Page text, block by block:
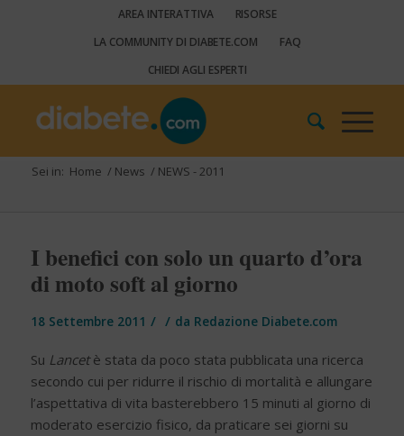
AREA INTERATTIVA
RISORSE
LA COMMUNITY DI DIABETE.COM
FAQ
CHIEDI AGLI ESPERTI
Sei in: Home / News / NEWS - 2011
I benefici con solo un quarto d’ora
di moto soft al giorno
18 Settembre 2011 / / da Redazione Diabete.com
Su Lancetè stata da poco stata pubblicata una ricerca
secondo cui per ridurre il rischio di mortalità e allungare
l’aspettativa di vita basterebbero 15 minuti al giorno di
moderato esercizio fisico, da praticare sei giorni su